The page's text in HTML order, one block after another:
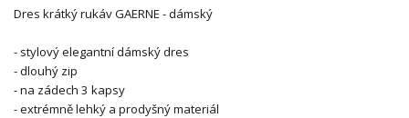
Dres krátký rukáv GAERNE - dámský
- stylový elegantní dámský dres
- dlouhý zip
- na zádech 3 kapsy
- extrémně lehký a prodyšný materiál